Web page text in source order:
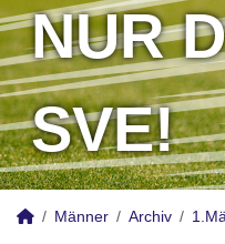
NUR
SVE!
Männer Archiv